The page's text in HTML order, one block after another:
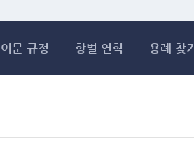
어문 규정 항별 연혁 용례 찾기